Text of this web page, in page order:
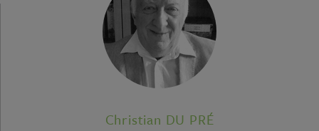
Christian DU PRÉ